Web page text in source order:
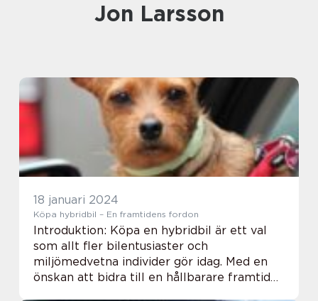
Jon Larsson
18 januari 2024
Köpa hybridbil – En framtidens fordon
Introduktion: Köpa en hybridbil är ett val
som allt fler bilentusiaster och
miljömedvetna individer gör idag. Med en
önskan att bidra till en hållbarare framtid